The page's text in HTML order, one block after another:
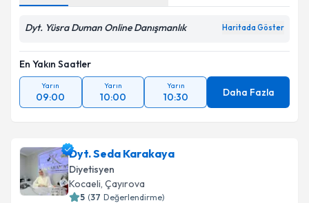
Dyt. Yüsra Duman Online Danışmanlık Haritada Göster
En Yakın Saatler
Yarın
09:00
Yarın
10:00
Yarın
10:30 Daha Fazla
Dyt. Seda Karakaya
Diyetisyen
Kocaeli, Çayırova
5 (37 Değerlendirme)